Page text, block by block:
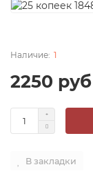
1
2250 руб
В закладки